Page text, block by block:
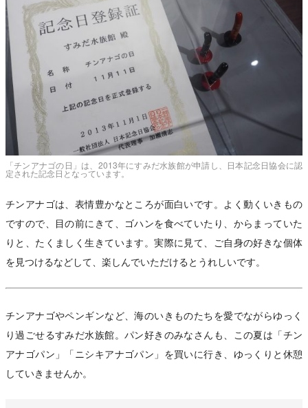
「チンアナゴの日」は、2013年にすみだ水族館が申請し、日本記念日協会に認
定された記念日となっています。
チンアナゴは、表情豊かなところが面白いです。よく動くいきもの
ですので、目の前にきて、ゴハンを食べていたり、からまっていた
りと、たくましく生きています。実際に見て、ご自身の好きな個体
を見つけるなどして、楽しんでいただけるとうれしいです。
チンアナゴやペンギンなど、海のいきものたちを愛でながらゆっく
り過ごせるすみだ水族館。パン好きのみなさんも、この夏は「チン
アナゴパン」「ニシキアナゴパン」を買いに行き、ゆっくりと休憩
していきませんか。